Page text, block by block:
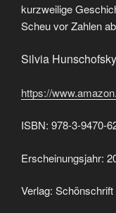
kurzweilige
Scheu vor Zahlen
Silvia Hunschofsky
https://
ISBN: 978-3-9470-
Erscheinungsjahr:
Verlag: Schönschrift